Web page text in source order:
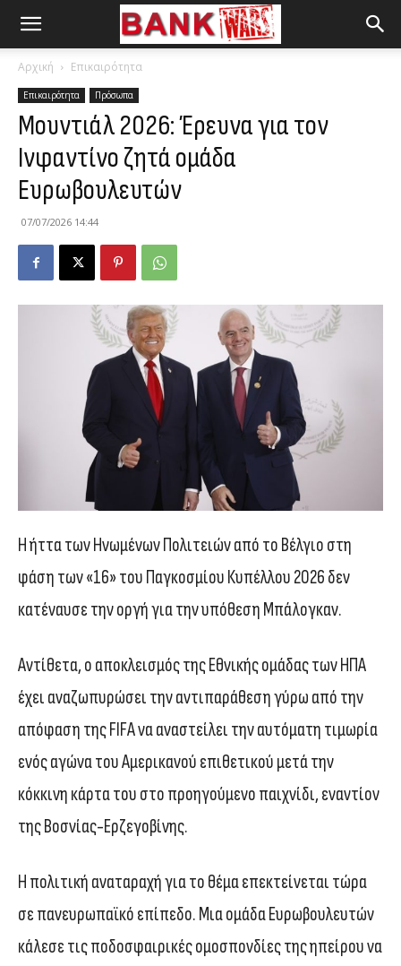
Αρχική Επικαιρότητα
Επικαιρότητα Πρόσωπα
Μουντιάλ 2026: Έρευνα για τον
Ινφαντίνο ζητά ομάδα
Ευρωβουλευτών
07/07/2026 14:44
Η ήττα των Ηνωμένων Πολιτειών από το Βέλγιο στη
φάση των «16» του Παγκοσμίου Κυπέλλου 2026 δεν
κατέναυσε την οργή για την υπόθεση Μπάλογκαν.
Αντίθετα, ο αποκλεισμός της Εθνικής ομάδας των ΗΠΑ
έχει αναζωπυρώσει την αντιπαράθεση γύρω από την
απόφαση της FIFA να αναστείλει την αυτόματη τιμωρία
ενός αγώνα του Αμερικανού επιθετικού μετά την
κόκκινη κάρτα του στο προηγούμενο παιχνίδι, εναντίον
της Βοσνίας-Ερζεγοβίνης.
Η πολιτική αναταραχή για το θέμα επεκτείνεται τώρα
σε πανευρωπαϊκό επίπεδο. Μια ομάδα Ευρωβουλευτών
κάλεσε τις ποδοσφαιρικές ομοσπονδίες της ηπείρου να